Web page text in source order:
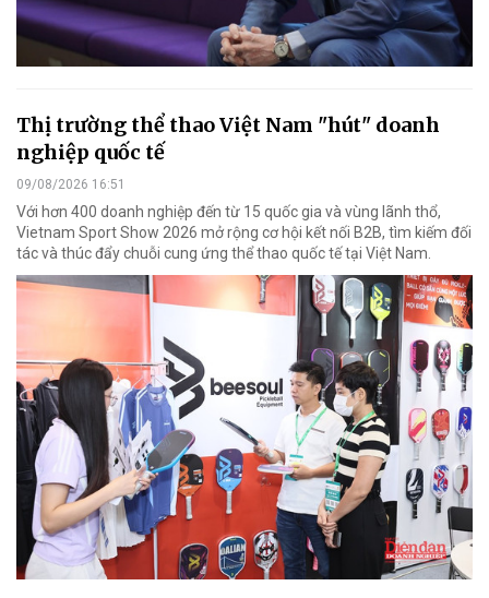
Thị trường thể thao Việt Nam "hút" doanh
nghiệp quốc tế
09/08/2026 16:51
Với hơn 400 doanh nghiệp đến từ 15 quốc gia và vùng lãnh thổ,
Vietnam Sport Show 2026 mở rộng cơ hội kết nối B2B, tìm kiếm đối
tác và thúc đẩy chuỗi cung ứng thể thao quốc tế tại Việt Nam.